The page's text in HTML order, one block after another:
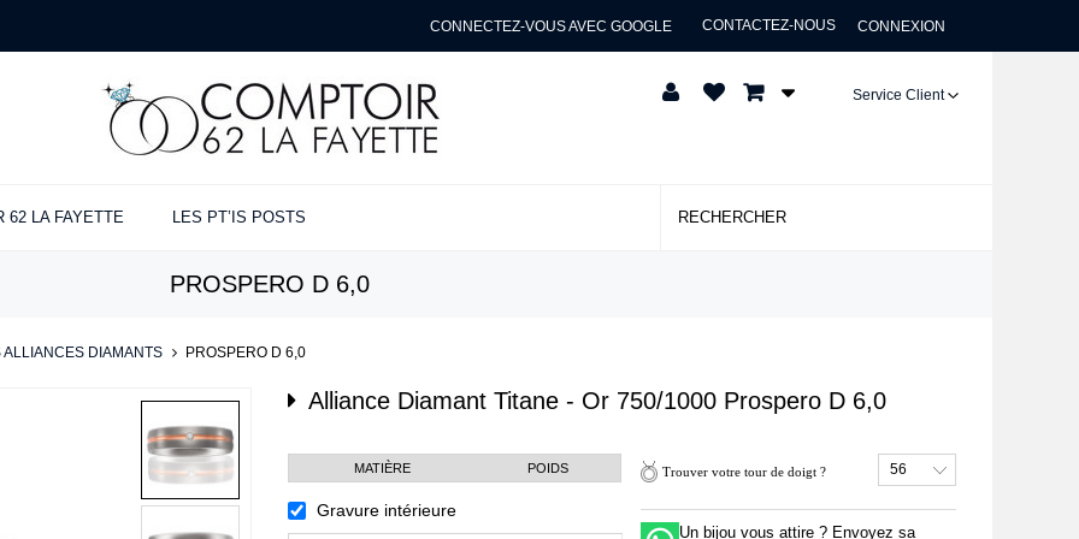
CONNEXION
CONTACTEZ-NOUS
CONNECTEZ-VOUS AVEC GOOGLE
Service Client
62 LA FAYETTE LES PT’IS POSTS
PROSPERO D 6,0
ALLIANCES DIAMANTS PROSPERO D 6,0
Alliance Diamant Titane - Or 750/1000 Prospero D 6,0
MATIÈRE POIDS
Gravure intérieure
Trouver votre tour de doigt ? 56
Un bijou vous attire ? Envoyez sa